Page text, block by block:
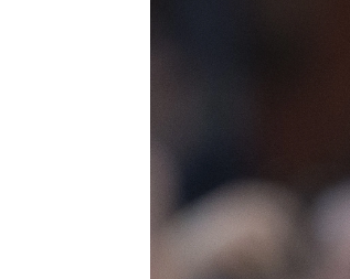
Jessica
Madrid
Actualizado: